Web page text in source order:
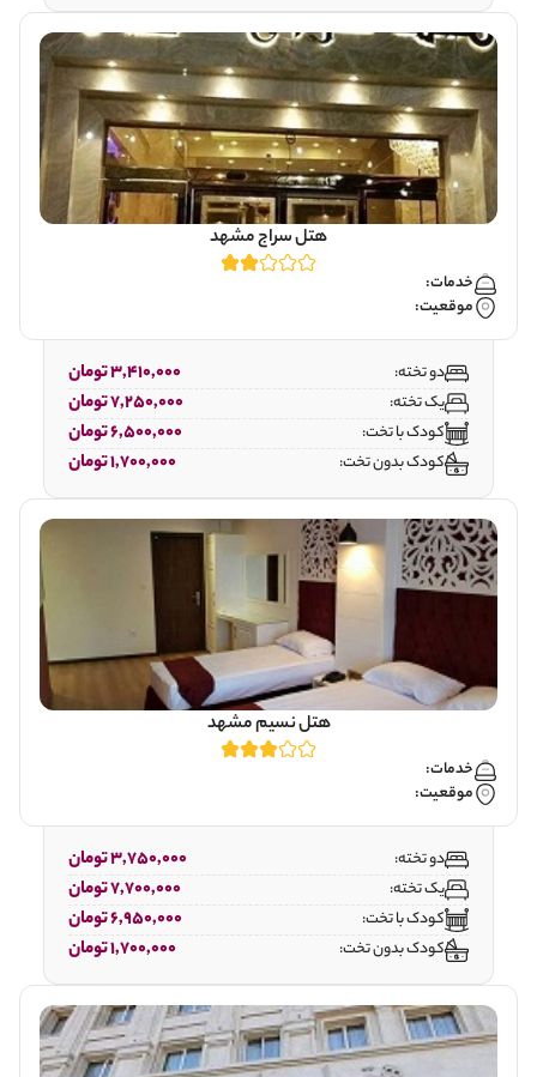
هتل سراج مشهد
خدمات:
موقعیت:
دو تخته: 3,410,000 تومان
یک تخته: 7,250,000 تومان
کودک با تخت: 6,500,000 تومان
کودک بدون تخت: 1,700,000 تومان
هتل نسیم مشهد
خدمات:
موقعیت:
دو تخته: 3,750,000 تومان
یک تخته: 7,700,000 تومان
کودک با تخت: 6,950,000 تومان
کودک بدون تخت: 1,700,000 تومان